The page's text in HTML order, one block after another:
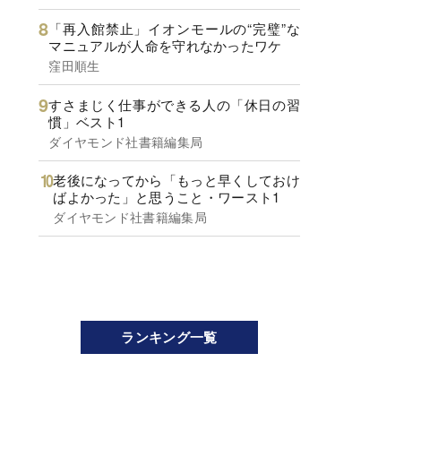
「再入館禁止」イオンモールの“完璧”な
マニュアルが人命を守れなかったワケ
窪田順生
すさまじく仕事ができる人の「休日の習
慣」ベスト1
ダイヤモンド社書籍編集局
老後になってから「もっと早くしておけ
ばよかった」と思うこと・ワースト1
ダイヤモンド社書籍編集局
ランキング一覧